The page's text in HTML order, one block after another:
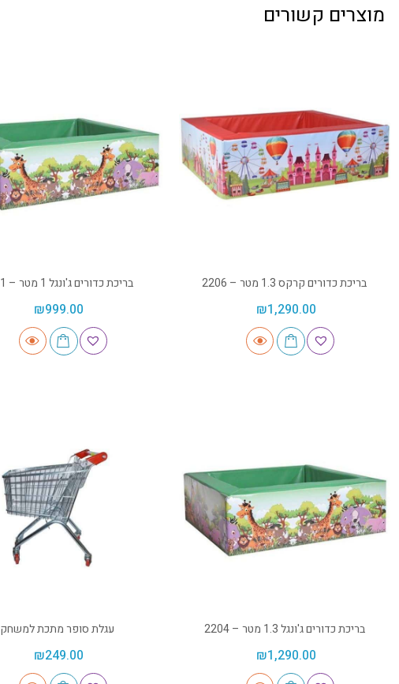
מוצרים קשורים
בריכת כדורים קרקס 1.3 מטר – 2206
₪1,290.00
בריכת כדורים ג'ונגל 1 מטר – 2201
₪999.00
בריכת כדורים ג'ונגל 1.3 מטר – 2204
₪1,290.00
עגלת סופר מתכת למשחק
₪249.00